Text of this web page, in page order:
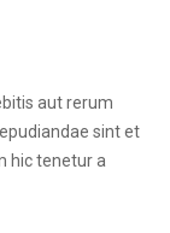
aut rerum
sint et
hic tenetur a